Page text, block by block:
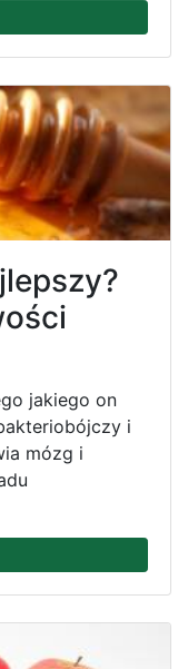
jakiego on
i
mózg i